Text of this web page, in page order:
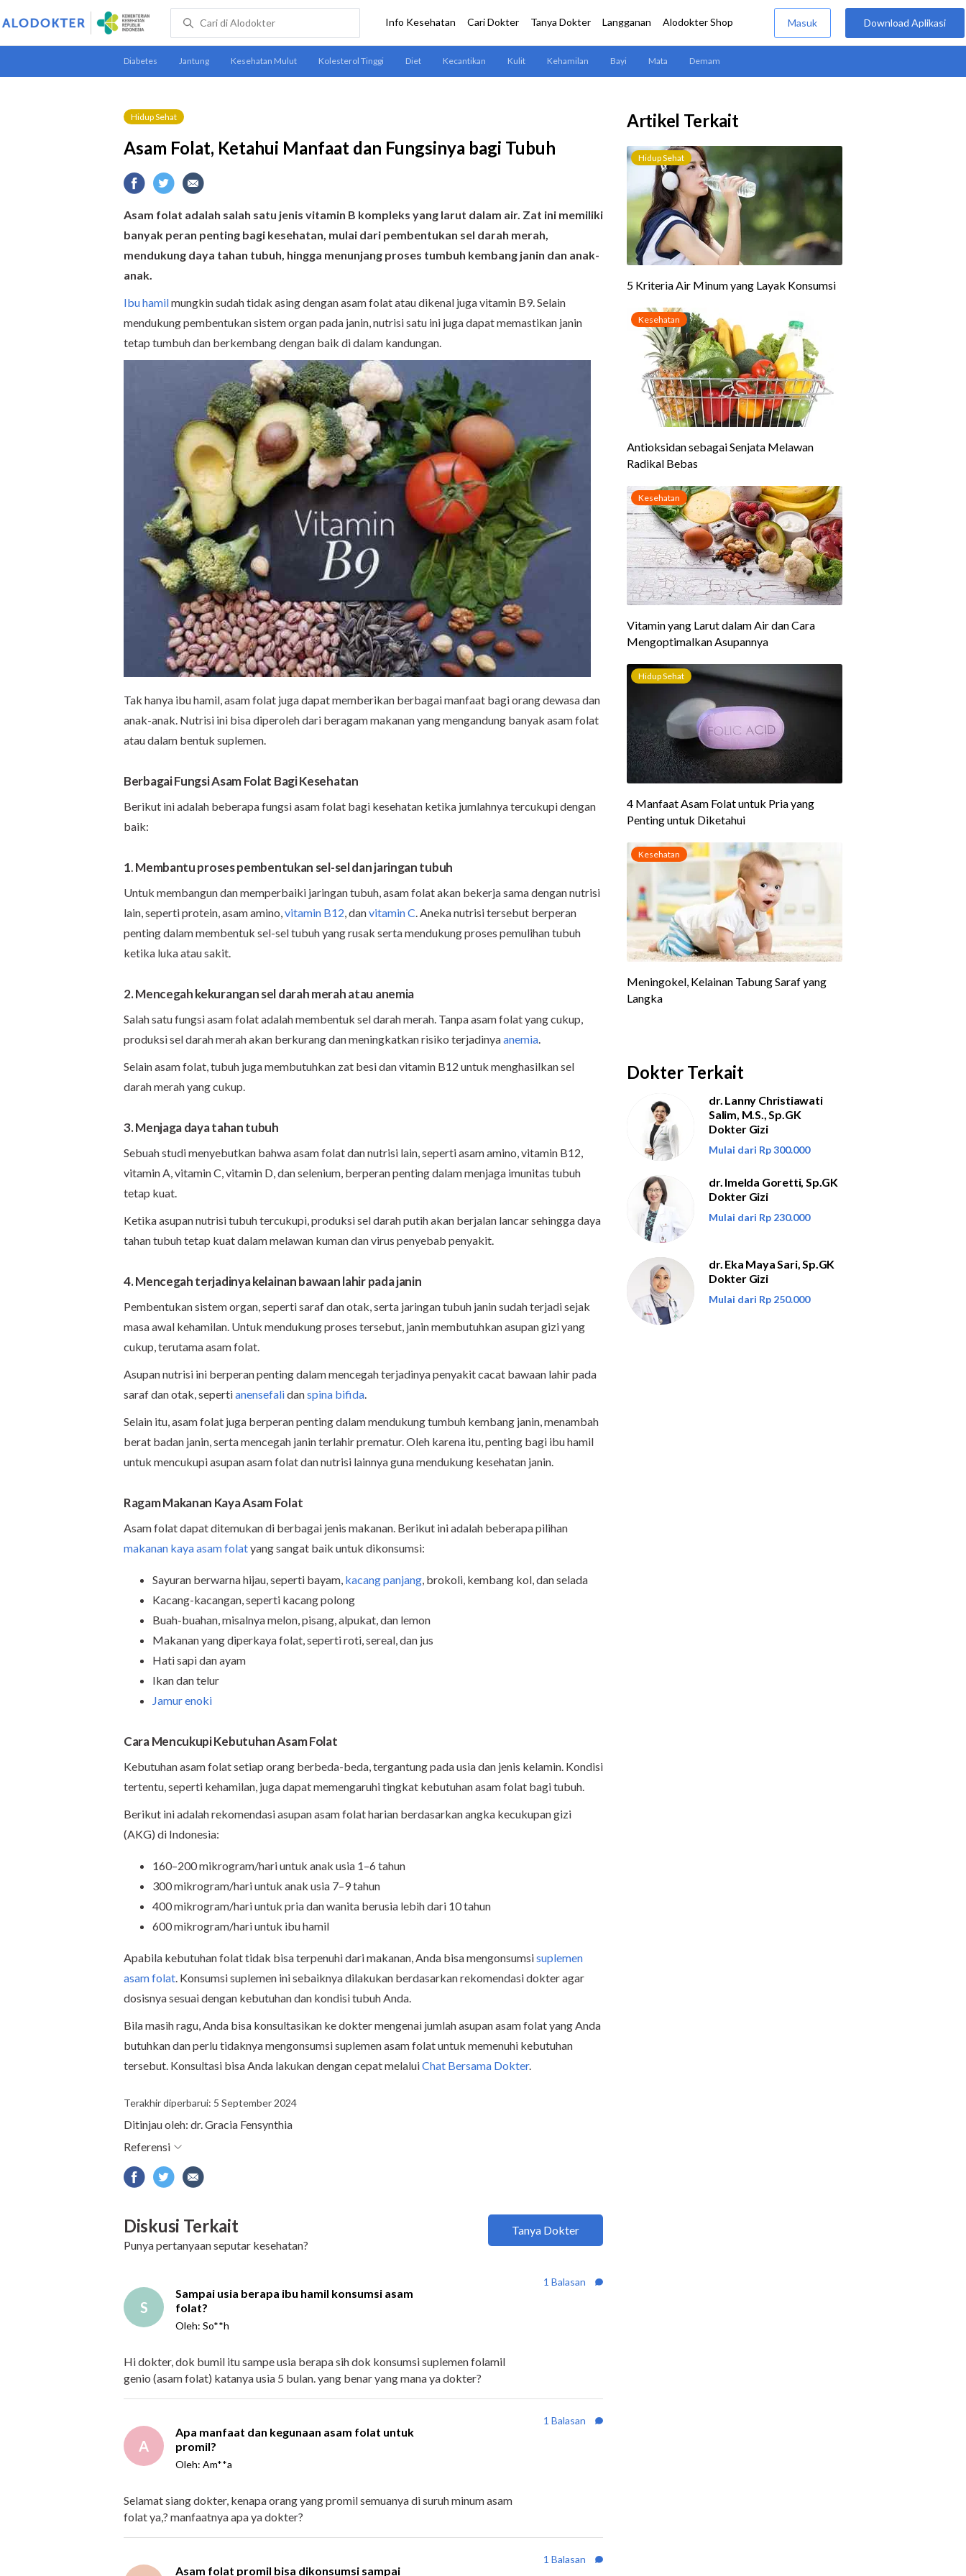
Hidup Sehat
Asam Folat, Ketahui Manfaat dan Fungsinya bagi Tubuh
Asam folat adalah salah satu jenis vitamin B kompleks yang larut dalam air. Zat ini memiliki
banyak peran penting bagi kesehatan, mulai dari pembentukan sel darah merah,
mendukung daya tahan tubuh, hingga menunjang proses tumbuh kembang janin dan anak-
anak.
Ibu hamilmungkin sudah tidak asing dengan asam folat atau dikenal juga vitamin B9. Selain
mendukung pembentukan sistem organ pada janin, nutrisi satu ini juga dapat memastikan janin
tetap tumbuh dan berkembang dengan baik di dalam kandungan.
Tak hanya ibu hamil, asam folat juga dapat memberikan berbagai manfaat bagi orang dewasa dan
anak-anak. Nutrisi ini bisa diperoleh dari beragam makanan yang mengandung banyak asam folat
atau dalam bentuk suplemen.
Berbagai Fungsi Asam Folat Bagi Kesehatan
Berikut ini adalah beberapa fungsi asam folat bagi kesehatan ketika jumlahnya tercukupi dengan
baik:
1.Membantu proses pembentukan sel-sel dan jaringan tubuh
Untuk membangun dan memperbaiki jaringan tubuh, asam folat akan bekerja sama dengan nutrisi
lain, seperti protein, asam amino,vitamin B12, danvitamin C. Aneka nutrisi tersebut berperan
penting dalam membentuk sel-sel tubuh yang rusak serta mendukung proses pemulihan tubuh
ketika luka atau sakit.
2. Mencegah kekurangan sel darah merah atau anemia
Salah satu fungsi asam folat adalah membentuk sel darah merah. Tanpa asam folat yang cukup,
produksi sel darah merah akan berkurang dan meningkatkan risiko terjadinyaanemia.
Selain asam folat, tubuh juga membutuhkan zat besi dan vitamin B12 untuk menghasilkan sel
darah merah yang cukup.
3. Menjaga daya tahan tubuh
Sebuah studi menyebutkan bahwa asam folat dan nutrisi lain, seperti asam amino, vitamin B12,
vitamin A, vitamin C, vitamin D, dan selenium, berperan penting dalam menjaga imunitas tubuh
tetap kuat.
Ketika asupan nutrisi tubuh tercukupi, produksi sel darah putih akan berjalan lancar sehingga daya
tahan tubuh tetap kuat dalam melawan kuman dan virus penyebab penyakit.
4. Mencegah terjadinya kelainan bawaan lahir pada janin
Pembentukan sistem organ, seperti saraf dan otak, serta jaringan tubuh janin sudah terjadi sejak
masa awal kehamilan. Untuk mendukung proses tersebut, janin membutuhkan asupan gizi yang
cukup, terutama asam folat.
Asupan nutrisi ini berperan penting dalam mencegah terjadinya penyakit cacat bawaan lahir pada
saraf dan otak, sepertianensefalidanspina bifida.
Selain itu, asam folat juga berperan penting dalam mendukung tumbuh kembang janin, menambah
berat badan janin, serta mencegah janin terlahir prematur. Oleh karena itu, penting bagi ibu hamil
untuk mencukupi asupan asam folat dan nutrisi lainnya guna mendukung kesehatan janin.
Ragam Makanan Kaya Asam Folat
Asam folat dapat ditemukan di berbagai jenis makanan. Berikut ini adalah beberapa pilihan
makanan kaya asam folatyang sangat baik untuk dikonsumsi:
Sayuran berwarna hijau, seperti bayam, kacang panjang, brokoli, kembang kol, dan selada
Kacang-kacangan, seperti kacang polong
Buah-buahan, misalnya melon, pisang, alpukat, dan lemon
Makanan yang diperkaya folat, seperti roti, sereal, dan jus
Hati sapi dan ayam
Ikan dan telur
Jamur enoki
Cara Mencukupi Kebutuhan Asam Folat
Kebutuhan asam folat setiap orang berbeda-beda, tergantung pada usia dan jenis kelamin. Kondisi
tertentu, seperti kehamilan, juga dapat memengaruhi tingkat kebutuhan asam folat bagi tubuh.
Berikut ini adalah rekomendasi asupan asam folat harian berdasarkan angka kecukupan gizi
(AKG) di Indonesia:
160–200 mikrogram/hari untuk anak usia 1–6 tahun
300 mikrogram/hari untuk anak usia 7–9 tahun
400 mikrogram/hari untuk pria dan wanita berusia lebih dari 10 tahun
600 mikrogram/hari untuk ibu hamil
Apabila kebutuhan folat tidak bisa terpenuhi dari makanan, Anda bisa mengonsumsisuplemen
asam folat. Konsumsi suplemen ini sebaiknya dilakukan berdasarkan rekomendasi dokter agar
dosisnya sesuai dengan kebutuhan dan kondisi tubuh Anda.
Bila masih ragu, Anda bisa konsultasikan ke dokter mengenai jumlah asupan asam folat yang Anda
butuhkan dan perlu tidaknya mengonsumsi suplemen asam folat untuk memenuhi kebutuhan
tersebut. Konsultasi bisa Anda lakukan dengan cepat melaluiChat Bersama Dokter.
Terakhir diperbarui: 5 September 2024
Artikel Terkait
Dokter Terkait